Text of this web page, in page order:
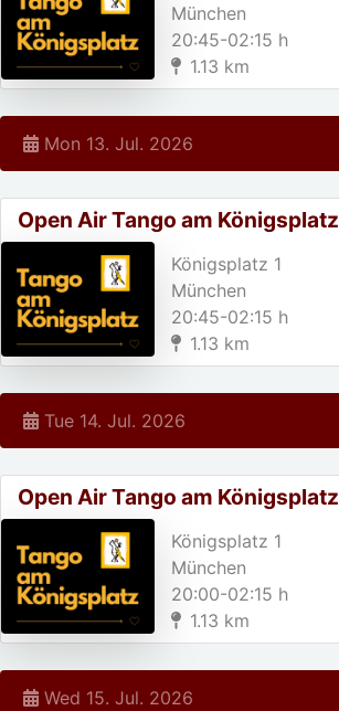
München
20:45-02:15 h
1.13 km
Mon 13. Jul. 2026
Open Air Tango am Königsplatz
Königsplatz 1
München
20:45-02:15 h
1.13 km
Tue 14. Jul. 2026
Open Air Tango am Königsplatz
Königsplatz 1
München
20:00-02:15 h
1.13 km
Wed 15. Jul. 2026